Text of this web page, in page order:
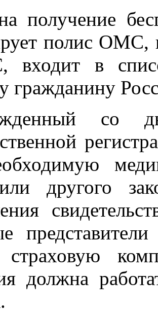
получение
полис ОМС,
в
гражданину
со
другого
должна